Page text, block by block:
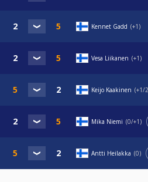
Kennet Gadd +1
Vesa Liikanen +1
Keijo Kaakinen +1/2
Mika Niemi 0/+1
Antti Heilakka 0